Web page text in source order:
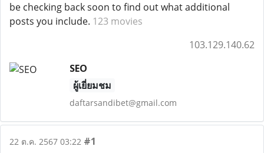
be checking back soon to find out what additional
posts you include. 123 movies
103.129.140.62
SEO
ผู้เยี่ยมชม
daftarsandibet@gmail.com
22 ต.ค. 2567 03:22 #1